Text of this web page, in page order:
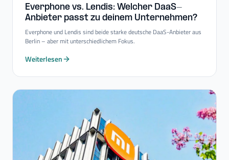
Everphone vs. Lendis: Welcher DaaS-​
Anbieter passt zu deinem Unternehmen?
Everphone und Lendis sind beide starke deutsche DaaS-Anbieter aus
Berlin – aber mit unterschiedlichem Fokus.
Weiterlesen